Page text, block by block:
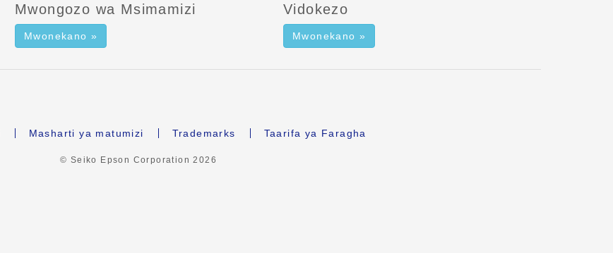
Mwongozo wa Msimamizi
Mwonekano »
Vidokezo
Mwonekano »
Masharti ya matumizi Trademarks Taarifa ya Faragha
© Seiko Epson Corporation 2026